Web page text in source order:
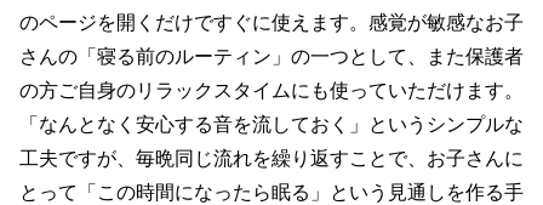
のページを開くだけですぐに使えます。感覚が敏感なお子
さんの「寝る前のルーティン」の一つとして、また保護者
の方ご自身のリラックスタイムにも使っていただけます。
「なんとなく安心する音を流しておく」というシンプルな
工夫ですが、毎晩同じ流れを繰り返すことで、お子さんに
とって「この時間になったら眠る」という見通しを作る手